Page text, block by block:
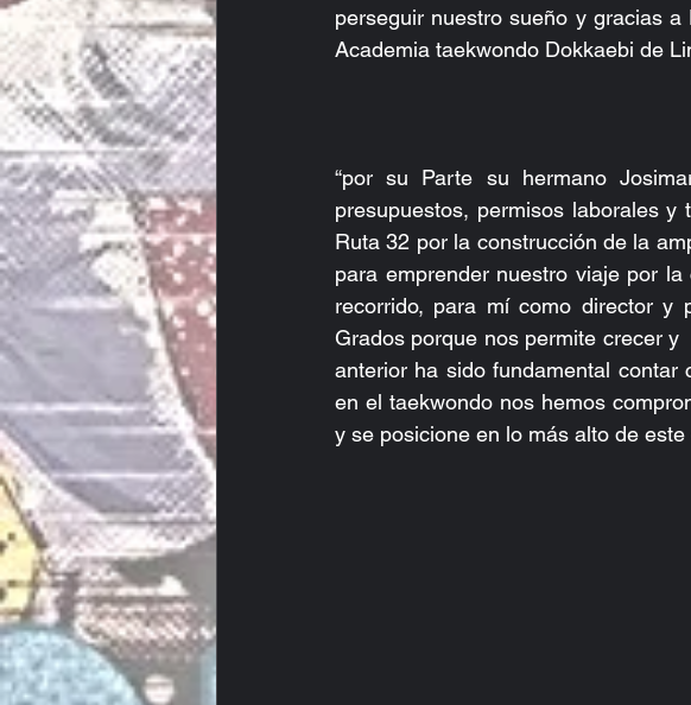
perseguir nuestro sueño y gracias
Academia taekwondo Dokkaebi de
“por su Parte su hermano
presupuestos, permisos laborales
Ruta 32 por la construcción de la
para emprender nuestro viaje por
recorrido, para mí como director y
Grados porque nos permite crecer
anterior ha sido fundamental
en el taekwondo nos hemos
y se posicione en lo más alto de